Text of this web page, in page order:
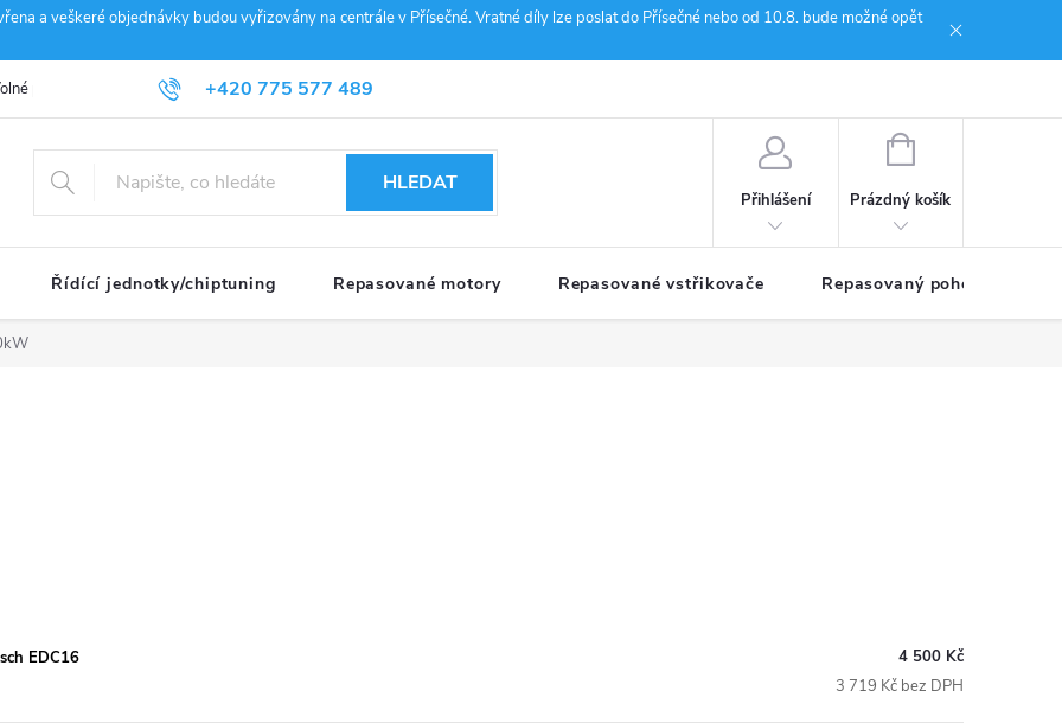
a veškeré objednávky budou vyřizovány na centrále v Přísečné. Vratné díly lze poslat do Přísečné nebo od 10.8. bude možné opět
+420 775 577 489
info@janousek-motorsport.cz
pozice Obchodní podmínky Reklamace
HLEDAT
Přihlášení
NÁKUPNÍ
Prázdný košík
Řídící jednotky/chiptuning Repasované motory Repasované vstřikovače Repasovaný pohon TDM
EDC16
4 500 Kč
3 719 Kč bez DPH